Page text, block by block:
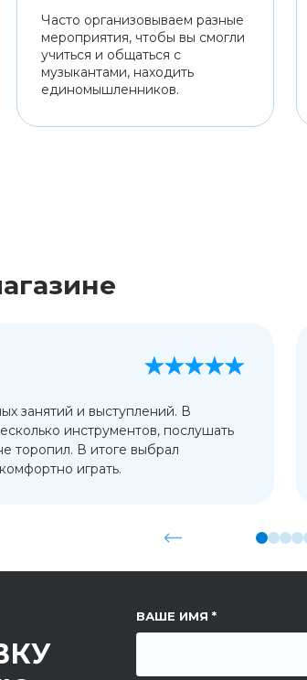
Часто организовываем разные
мероприятия, чтобы вы смогли
учиться и общаться с
музыкантами, находить
единомышленников.
занятий и выступлений. В
инструментов, послушать
торопил. В итоге выбрал
играть.
ВАШЕ ИМЯ
ССЫЛКА НА СТРАНИЦУ